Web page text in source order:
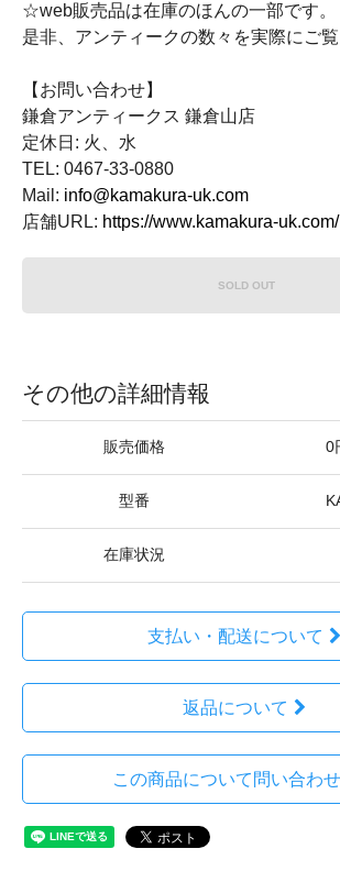
☆web販売品は在庫のほんの一部です。
是非、アンティークの数々を実際にご覧
【お問い合わせ】
鎌倉アンティークス 鎌倉山店
定休日: 火、水
TEL: 0467-33-0880
Mail: info@kamakura-uk.com
店舗URL: https://www.kamakura-uk.com/
SOLD OUT
その他の詳細情報
販売価格 0
型番
在庫状況
支払い・配送について
返品について
この商品について問い合わ